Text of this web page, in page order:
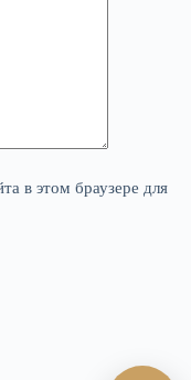
в этом браузере для